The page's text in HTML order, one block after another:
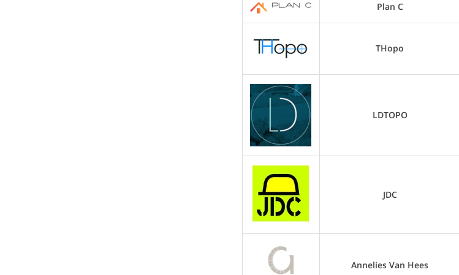
Plan C
THopo
LDTOPO
JDC
Annelies Van Hees